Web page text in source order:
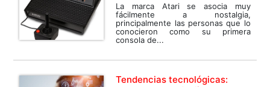
La marca Atari se asocia muy
fácilmente a nostalgia,
principalmente las personas que lo
conocieron como su primera
consola de...
Tendencias tecnológicas: